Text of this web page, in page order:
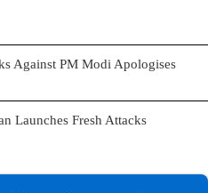
Against PM Modi Apologises
Launches Fresh Attacks